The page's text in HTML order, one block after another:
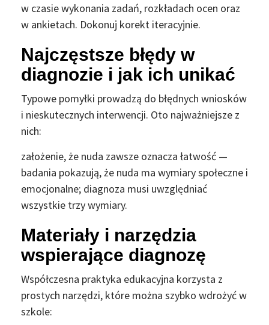
w czasie wykonania zadań, rozkładach ocen oraz
w ankietach. Dokonuj korekt iteracyjnie.
Najczęstsze błędy w
diagnozie i jak ich unikać
Typowe pomyłki prowadzą do błędnych wniosków
i nieskutecznych interwencji. Oto najważniejsze z
nich:
założenie, że nuda zawsze oznacza łatwość —
badania pokazują, że nuda ma wymiary społeczne i
emocjonalne; diagnoza musi uwzględniać
wszystkie trzy wymiary.
Materiały i narzędzia
wspierające diagnozę
Współczesna praktyka edukacyjna korzysta z
prostych narzędzi, które można szybko wdrożyć w
szkole: